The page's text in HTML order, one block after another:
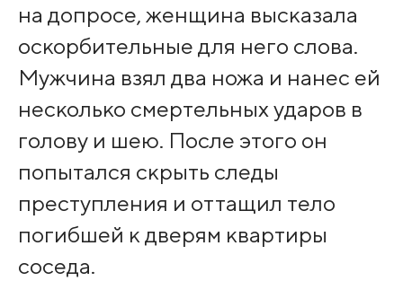
на допросе, женщина высказала
оскорбительные для него слова.
Мужчина взял два ножа и нанес ей
несколько смертельных ударов в
голову и шею. После этого он
попытался скрыть следы
преступления и оттащил тело
погибшей к дверям квартиры
соседа.